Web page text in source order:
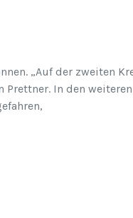
„Auf der zweiten
In den